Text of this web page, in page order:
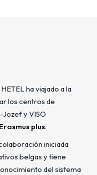
ha viajado a la
los centros de
y VISO
plus.
iniciada
belgas y tiene
del sistema